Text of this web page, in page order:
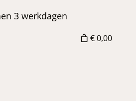
werkdagen
€ 0,00